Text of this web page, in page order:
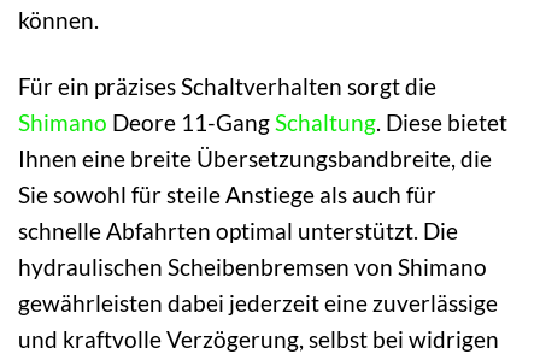
können.
Für ein präzises Schaltverhalten sorgt die
Shimano Deore 11-GangSchaltung. Diese bietet
Ihnen eine breite Übersetzungsbandbreite, die
Sie sowohl für steile Anstiege als auch für
schnelle Abfahrten optimal unterstützt. Die
hydraulischen Scheibenbremsen von Shimano
gewährleisten dabei jederzeit eine zuverlässige
und kraftvolle Verzögerung, selbst bei widrigen